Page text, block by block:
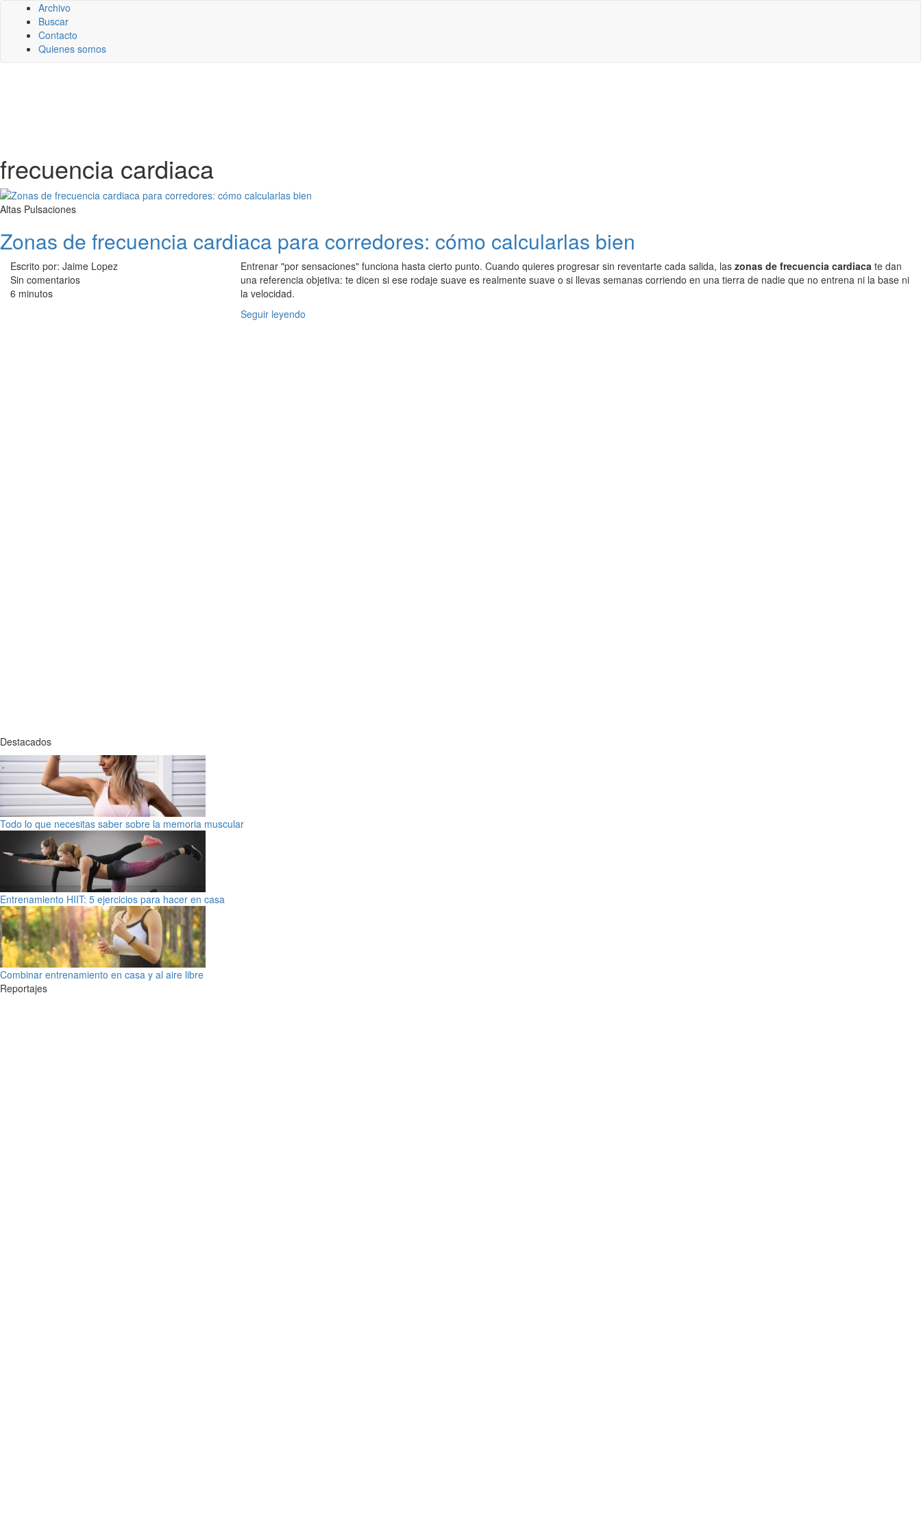
Archivo
Buscar
Contacto
Quienes somos
frecuencia cardiaca
Altas Pulsaciones
Zonas de frecuencia cardiaca para corredores: cómo calcularlas bien
Escrito por: Jaime Lopez
Sin comentarios
6 minutos
Entrenar "por sensaciones" funciona hasta cierto punto. Cuando quieres progresar sin reventarte cada salida, las zonas de frecuencia cardiaca te dan
una referencia objetiva: te dicen si ese rodaje suave es realmente suave o si llevas semanas corriendo en una tierra de nadie que no entrena ni la base ni
la velocidad.
Seguir leyendo
Destacados
Todo lo que necesitas saber sobre la memoria muscular
Entrenamiento HIIT: 5 ejercicios para hacer en casa
Combinar entrenamiento en casa y al aire libre
Reportajes